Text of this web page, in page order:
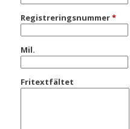
Registreringsnummer*
Mil.
Fritextfältet